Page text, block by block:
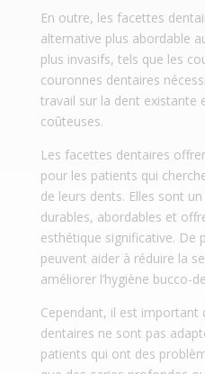
En outre, les facettes
alternative plus abordable
plus invasifs, tels que les
couronnes dentaires
travail sur la dent existante
coûteuses.
Les facettes dentaires
pour les patients qui
de leurs dents. Elles sont
durables, abordables et
esthétique significative. De
peuvent aider à réduire la
améliorer l’hygiène bucco-
Cependant, il est
dentaires ne sont pas
patients qui ont des